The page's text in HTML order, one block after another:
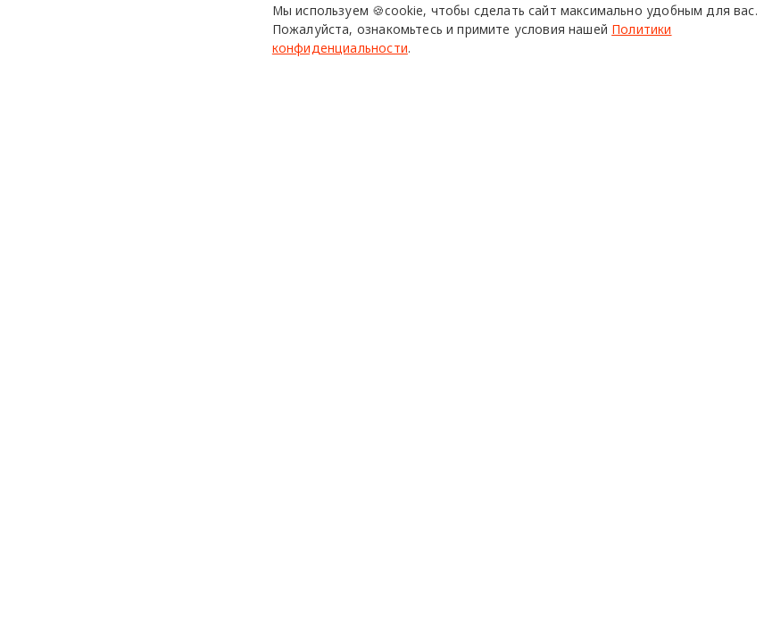
Мы используем 🍪cookie, чтобы сделать сайт максимально удобным для вас.
Пожалуйста, ознакомьтесь и примите условия нашей Политики
конфиденциальности.